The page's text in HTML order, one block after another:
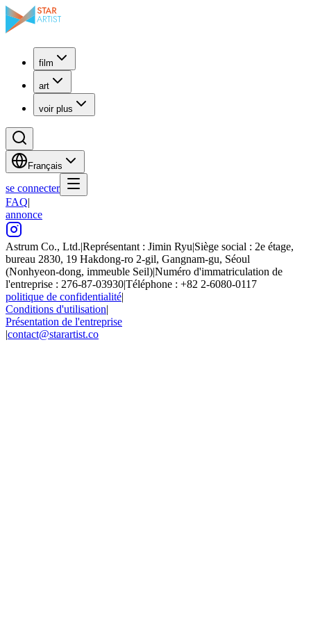
film
art
voir plus
Français
se connecter
FAQ|
annonce
Astrum Co., Ltd.|Représentant : Jimin Ryu|Siège social : 2e étage,
bureau 2830, 19 Hakdong-ro 2-gil, Gangnam-gu, Séoul
(Nonhyeon-dong, immeuble Seil)|Numéro d'immatriculation de
l'entreprise : 276-87-03930|Téléphone : +82 2-6080-0117
politique de confidentialité|
Conditions d'utilisation|
Présentation de l'entreprise
|contact@starartist.co